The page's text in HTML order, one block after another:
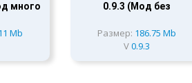
много
Mb
0.9.3 (Мод без
Размер: 186.75 Mb
V0.9.3